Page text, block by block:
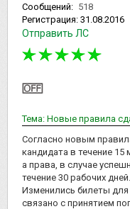
Сообщений: 518
Регистрация: 31.08.2016
Отправить ЛС
Тема: Новые правила
Согласно новым
кандидата в течение 15
а права, в случае
течение 30 рабочих дней.
Изменились билеты для
связано с принятием